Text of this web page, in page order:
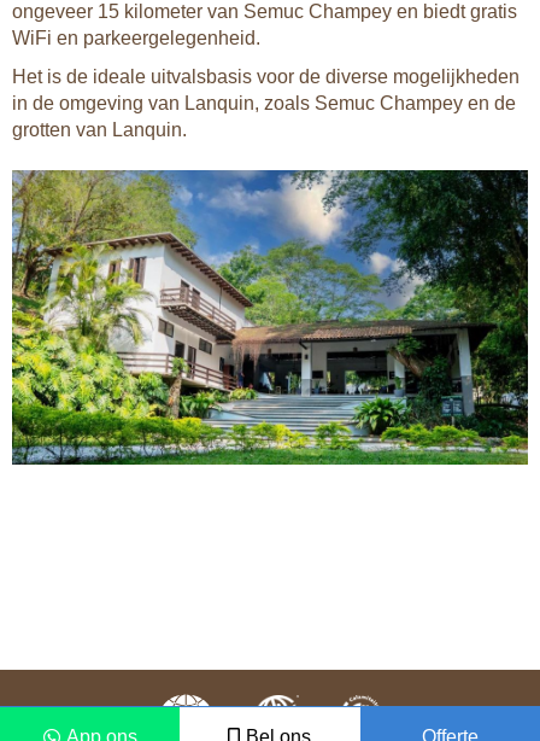
ongeveer 15 kilometer van Semuc Champey en biedt gratis
WiFi en parkeergelegenheid.
Het is de ideale uitvalsbasis voor de diverse mogelijkheden
in de omgeving van Lanquin, zoals Semuc Champey en de
grotten van Lanquin.
App ons Bel ons Offerte